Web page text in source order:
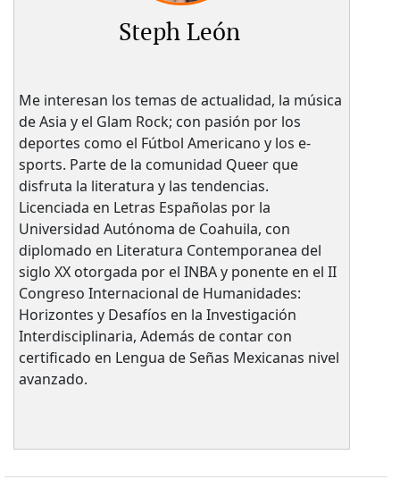
Steph León
Me interesan los temas de actualidad, la música
de Asia y el Glam Rock; con pasión por los
deportes como el Fútbol Americano y los e-
sports. Parte de la comunidad Queer que
disfruta la literatura y las tendencias.
Licenciada en Letras Españolas por la
Universidad Autónoma de Coahuila, con
diplomado en Literatura Contemporanea del
siglo XX otorgada por el INBA y ponente en el II
Congreso Internacional de Humanidades:
Horizontes y Desafíos en la Investigación
Interdisciplinaria, Además de contar con
certificado en Lengua de Señas Mexicanas nivel
avanzado.